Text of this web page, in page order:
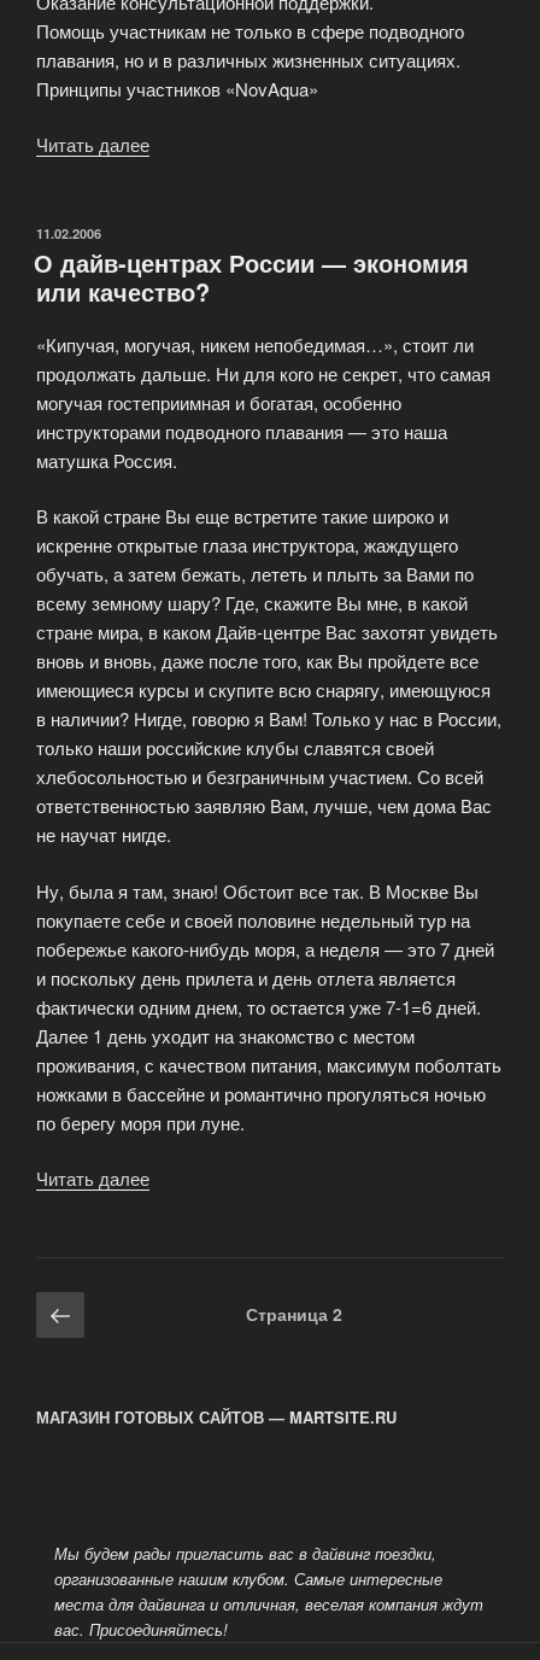
Помощь участникам не только в сфере подводного
плавания, но и в различных жизненных ситуациях.
Принципы участников «NovAqua»
Читать далее
ОПУБЛИКОВАНО
11.02.2006
О дайв-центрах России — экономия
или качество?
«Кипучая, могучая, никем непобедимая…», стоит ли
продолжать дальше. Ни для кого не секрет, что самая
могучая гостеприимная и богатая, особенно
инструкторами подводного плавания — это наша
матушка Россия.
В какой стране Вы еще встретите такие широко и
искренне открытые глаза инструктора, жаждущего
обучать, а затем бежать, лететь и плыть за Вами по
всему земному шару? Где, скажите Вы мне, в какой
стране мира, в каком Дайв-центре Вас захотят увидеть
вновь и вновь, даже после того, как Вы пройдете все
имеющиеся курсы и скупите всю снарягу, имеющуюся
в наличии? Нигде, говорю я Вам! Только у нас в России,
только наши российские клубы славятся своей
хлебосольностью и безграничным участием. Со всей
ответственностью заявляю Вам, лучше, чем дома Вас
не научат нигде.
Ну, была я там, знаю! Обстоит все так. В Москве Вы
покупаете себе и своей половине недельный тур на
побережье какого-нибудь моря, а неделя — это 7 дней
и поскольку день прилета и день отлета является
фактически одним днем, то остается уже 7-1=6 дней.
Далее 1 день уходит на знакомство с местом
проживания, с качеством питания, максимум поболтать
ножками в бассейне и романтично прогуляться ночью
по берегу моря при луне.
Читать далее
Навигация
по
Предыдущая
страница
Страница 2
МАГАЗИН ГОТОВЫХ САЙТОВ — MARTSITE.RU
Мы будем рады пригласить вас в дайвинг поездки,
организованные нашим клубом. Самые интересные
места для дайвинга и отличная, веселая компания ждут
вас. Присоединяйтесь!